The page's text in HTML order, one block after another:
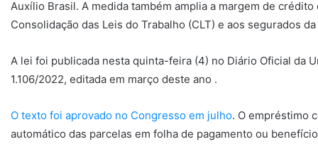
Auxílio Brasil. A medida também amplia a margem de
Consolidação das Leis do Trabalho (CLT) e aos segurados
A lei foi publicada nesta quinta-feira (4) no Diário Oficial da
1.106/2022, editada em março deste ano .
O texto foi aprovado no Congresso em julho. O empréstimo
automático das parcelas em folha de pagamento ou